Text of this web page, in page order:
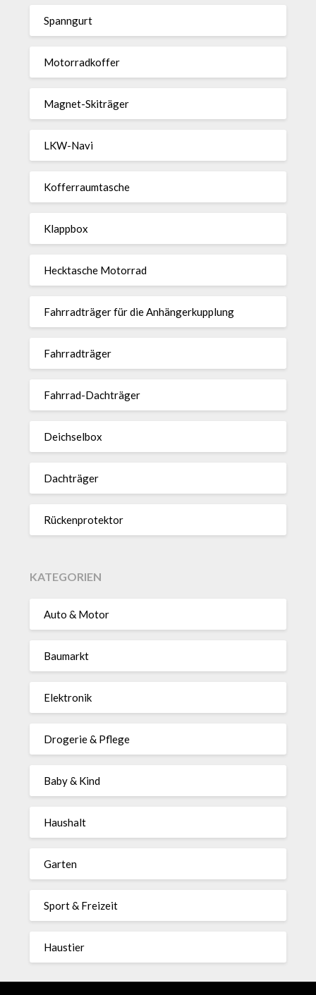
Spann­gurt
Motor­rad­koffer
Magnet-Ski­träger
LKW-Navi
Kof­fer­raum­ta­sche
Klappbox
Heck­ta­sche Motorrad
Fahr­rad­träger für die Anhän­ger­kup­p­lung
Fahr­rad­träger
Fahrrad-Dach­träger
Deich­selbox
Dach­träger
Rücken­pro­tektor
KATEGORIEN
Auto & Motor
Baumarkt
Elektronik
Drogerie & Pflege
Baby & Kind
Haushalt
Garten
Sport & Freizeit
Haustier